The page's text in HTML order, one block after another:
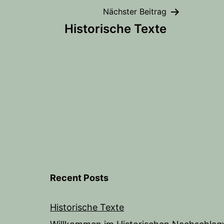
Nächster Beitrag
Historische Texte
Recent Posts
Historische Texte